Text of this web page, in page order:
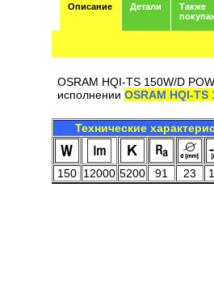
Описание Детали
Также
OSRAM HQI-TS 150W/D
исполнении OSRAM HQI-TS
Технические
150 12000 5200 91 23